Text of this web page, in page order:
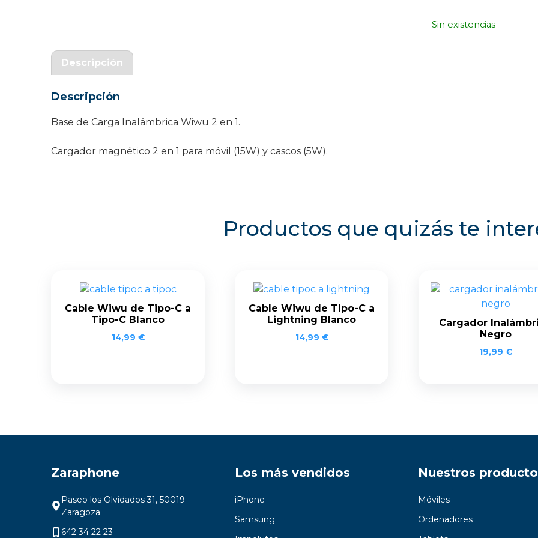
Sin existencias
Descripción
Descripción
Base de Carga Inalámbrica Wiwu 2 en 1.
Cargador magnético 2 en 1 para móvil (15W) y cascos (5W).
Productos que quizás te
Cable Wiwu de Tipo-C a
Tipo-C Blanco
14,99 €
Cable Wiwu de Tipo-C a
Lightning Blanco
14,99 €
Cargador
Negro
19,99 €
Zaraphone
Paseo los Olvidados 31, 50019
Zaragoza
642 34 22 23
Los más vendidos
iPhone
Samsung
Nuestros
Móviles
Ordenadores